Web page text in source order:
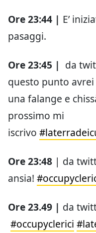
Ore 23:44 | E’
pasaggi.
Ore 23:45 | da
questo punto
una falange e
prossimo mi
iscrivo
Ore 23:48 | da
ansia!
Ore 23.49 | da
#occupyclerici